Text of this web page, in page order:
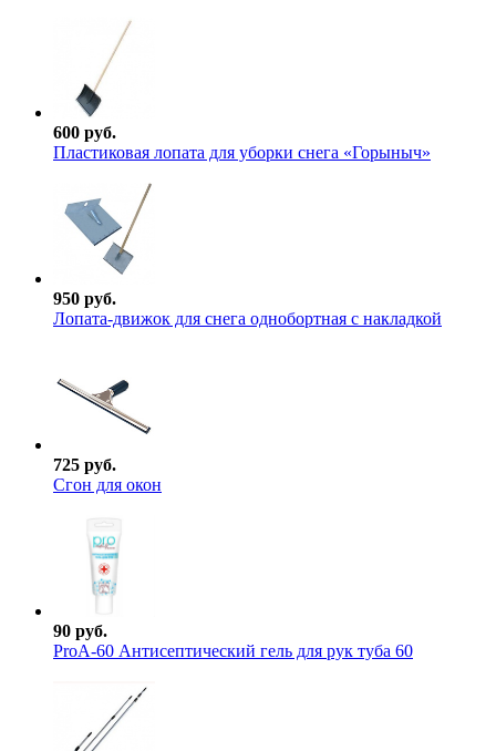
600 руб.
Пластиковая лопата для уборки снега «Горыныч»
950 руб.
Лопата-движок для снега однобортная с накладкой
725 руб.
Сгон для окон
90 руб.
ProА-60 Антисептический гель для рук туба 60